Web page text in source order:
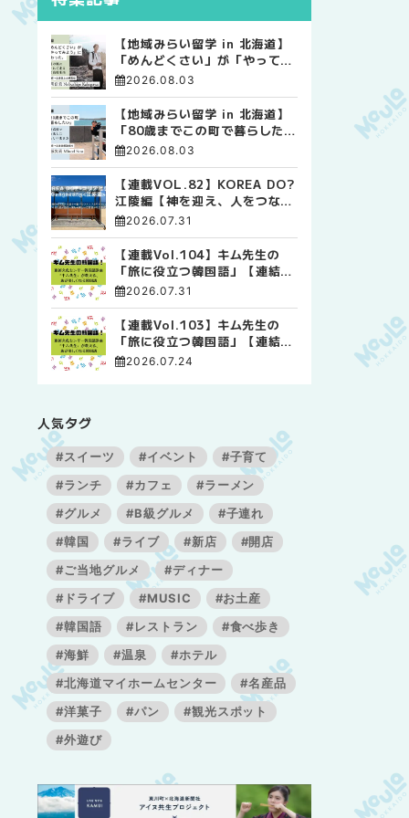
【地域みらい留学 in 北海道】
「めんどくさい」が「やってみ
よう」に変わった。 十勝の風
自由な高校生活
2026.08.03
【地域みらい留学 in 北海道】
「80歳までこの町で暮らした
い」 標津高校で踏み出した、
2026.08.03
【連載VOL.82】KOREA DO?
江陵編【神を迎え、人をつなぐ
時間 ― 江陵端午祭 】
2026.07.31
【連載Vol.104】キム先生の
「旅に役立つ韓国語」【連結語
尾について その4】
2026.07.31
【連載Vol.103】キム先生の
「旅に役立つ韓国語」【連結語
尾について その3】
2026.07.24
人気タグ
#スイーツ #イベント
#子育て
#ランチ
#カフェ
#ラーメン
#グルメ
#B級グルメ
#子連れ
#韓国
#ライブ #新店
#開店
#ご当地グルメ
#ディナー
#ドライブ
#MUSIC
#お土産
#韓国語
#レストラン
#食べ歩き
#海鮮
#温泉
#ホテル
#北海道マイホームセンター
#名産品
#洋菓子
#パン
#観光スポット
#外遊び